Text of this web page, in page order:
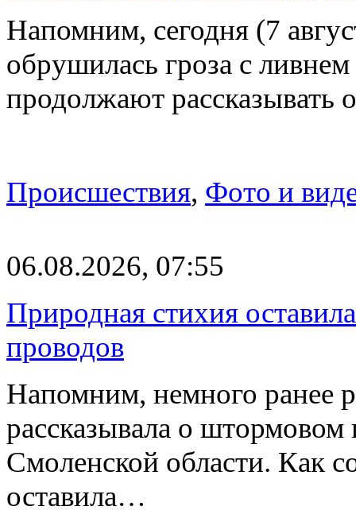
Напомним, сегодня (7
обрушилась гроза с
продолжают рассказывать
Происшествия, Фото и
06.08.2026, 07:55
Природная стихия
проводов
Напомним, немного ранее
рассказывала о
Смоленской области. Как
оставила…